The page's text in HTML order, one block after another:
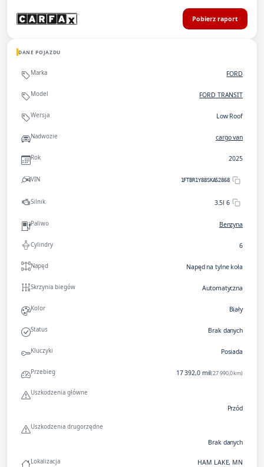
Pobierz raport
DANE POJAZDU
Marka FORD
Model FORD TRANSIT
Wersja Low Roof
Nadwozie cargo van
Rok 2025
VIN 1FTBR1Y88SKA52868
Silnik 3.5l 6
Paliwo Benzyna
Cylindry 6
Napęd Napęd na tylne koła
Skrzynia biegów Automatyczna
Kolor Biały
Status Brak danych
Kluczyki Posiada
Przebieg 17 392,0 mil(27 990,0 km)
Uszkodzenia główne
Przód
Uszkodzenia drugorzędne
Brak danych
Lokalizacja HAM LAKE, MN